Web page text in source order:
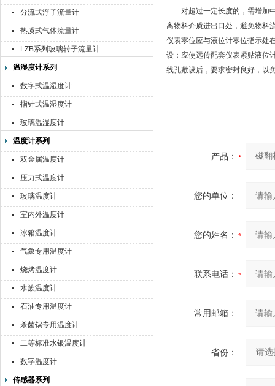
分流式浮子流量计
热质式气体流量计
LZB系列玻璃转子流量计
温湿度计系列
数字式温湿度计
指针式温湿度计
玻璃温湿度计
温度计系列
双金属温度计
压力式温度计
玻璃温度计
室内外温度计
冰箱温度计
气象专用温度计
烧烤温度计
水族温度计
石油专用温度计
杀菌锅专用温度计
二等标准水银温度计
数字温度计
传感器系列
对超过一定长度的，需增加
离物料介质进出口处，避免物料
仪表零位应与液位计零位指示处
设；应使远传配套仪表紧贴液位
线孔敷设后，要求密封良好，以
产品：
您的单位：
您的姓名：
联系电话：
常用邮箱：
省份：